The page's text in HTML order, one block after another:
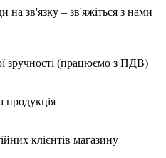
зв'язку – зв'яжіться з нами
зручності (працюємо з ПДВ)
продукція
клієнтів магазину